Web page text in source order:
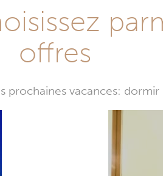
offres
prochaines vacances: